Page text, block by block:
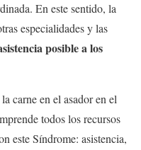
En este sentido, la
especialidades y las
posible a los
carne en el asador en el
todos los recursos
este Síndrome: asistencia,